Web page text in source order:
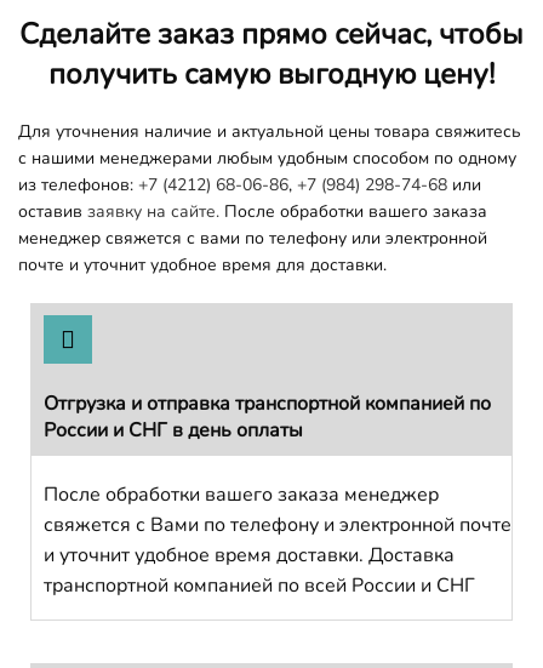
Сделайте заказ прямо сейчас, чтобы
получить самую выгодную цену!
Для уточнения наличие и актуальной цены товара свяжитесь
с нашими менеджерами любым удобным способом по одному
из телефонов: +7 (4212) 68-06-86, +7 (984) 298-74-68 или
оставив заявку на сайте. После обработки вашего заказа
менеджер свяжется с вами по телефону или электронной
почте и уточнит удобное время для доставки.
Отгрузка и отправка транспортной компанией по
России и СНГ в день оплаты
После обработки вашего заказа менеджер
свяжется с Вами по телефону и электронной почте
и уточнит удобное время доставки. Доставка
транспортной компанией по всей России и СНГ